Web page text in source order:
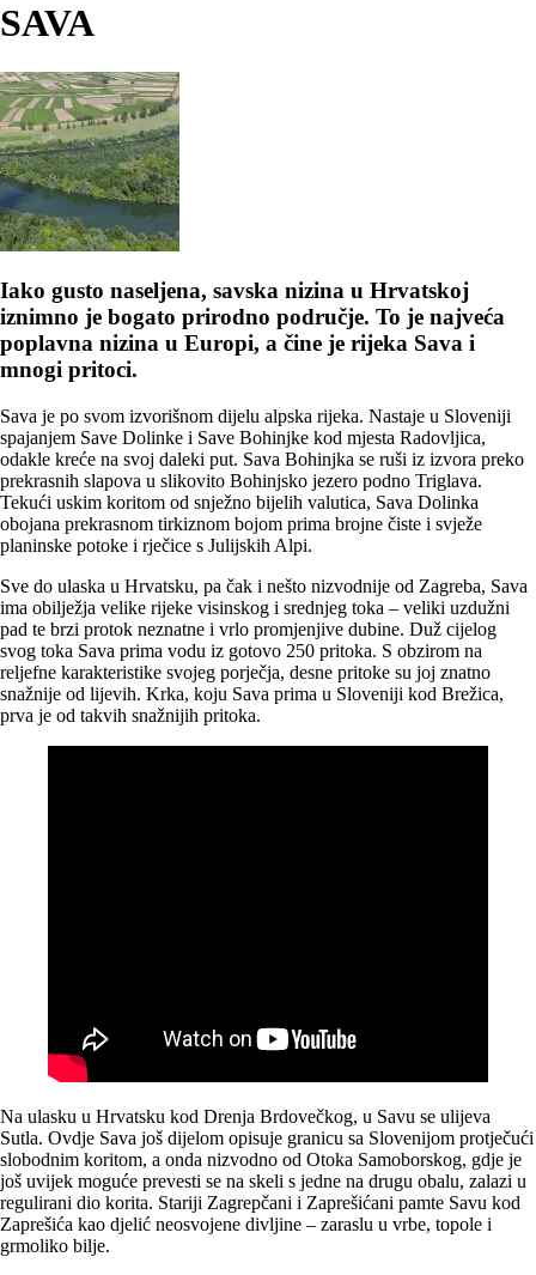
SAVA
Iako gusto naseljena, savska nizina u Hrvatskoj
iznimno je bogato prirodno područje. To je najveća
poplavna nizina u Europi, a čine je rijeka Sava i
mnogi pritoci.
Sava je po svom izvorišnom dijelu alpska rijeka. Nastaje u Sloveniji
spajanjem Save Dolinke i Save Bohinjke kod mjesta Radovljica,
odakle kreće na svoj daleki put. Sava Bohinjka se ruši iz izvora preko
prekrasnih slapova u slikovito Bohinjsko jezero podno Triglava.
Tekući uskim koritom od snježno bijelih valutica, Sava Dolinka
obojana prekrasnom tirkiznom bojom prima brojne čiste i svježe
planinske potoke i rječice s Julijskih Alpi.
Sve do ulaska u Hrvatsku, pa čak i nešto nizvodnije od Zagreba, Sava
ima obilježja velike rijeke visinskog i srednjeg toka – veliki uzdužni
pad te brzi protok neznatne i vrlo promjenjive dubine. Duž cijelog
svog toka Sava prima vodu iz gotovo 250 pritoka. S obzirom na
reljefne karakteristike svojeg porječja, desne pritoke su joj znatno
snažnije od lijevih. Krka, koju Sava prima u Sloveniji kod Brežica,
prva je od takvih snažnijih pritoka.
Na ulasku u Hrvatsku kod Drenja Brdovečkog, u Savu se ulijeva
Sutla. Ovdje Sava još dijelom opisuje granicu sa Slovenijom protječući
slobodnim koritom, a onda nizvodno od Otoka Samoborskog, gdje je
još uvijek moguće prevesti se na skeli s jedne na drugu obalu, zalazi u
regulirani dio korita. Stariji Zagrepčani i Zaprešićani pamte Savu kod
Zaprešića kao djelić neosvojene divljine – zaraslu u vrbe, topole i
grmoliko bilje.